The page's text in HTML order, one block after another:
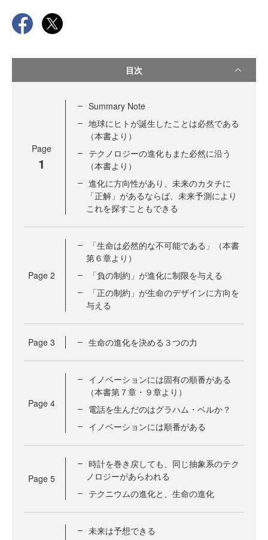
目次
Page
1
Summary Note
地球にヒトが誕生したことは必然である
（本書より）
テクノロジーの進化もまた必然に沿う
（本書より）
進化に方向性があり、未来のカタチに
「正解」があるならば、未来予測により
これを探すこともできる
Page 2
「生命は必然的な不可能である」（本書
第６章より）
「負の制約」が進化に制限を与える
「正の制約」が生命のデザインに方向を
与える
Page 3 生命の進化を決める３つの力
Page 4
イノベーションには固有の順番がある
（本書第７章・９章より）
電話を生んだのはグラハム・ベルか？
イノベーションには順番がある
Page 5
時計を巻き戻しても、同じ抽象系のテク
ノロジーがあらわれる
テクニウムの進化と、生命の進化
未来は予想できる